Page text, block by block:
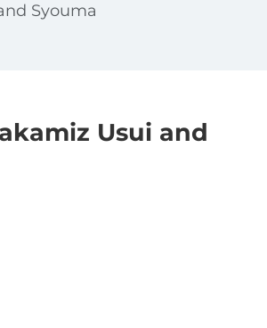
Syouma
Usui and